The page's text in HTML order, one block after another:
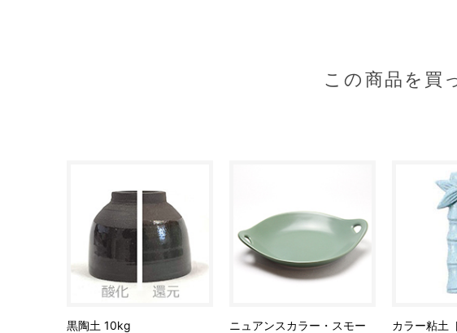
この商品を買
黒陶土 10kg
ニュアンスカラー・スモー
カラー粘土